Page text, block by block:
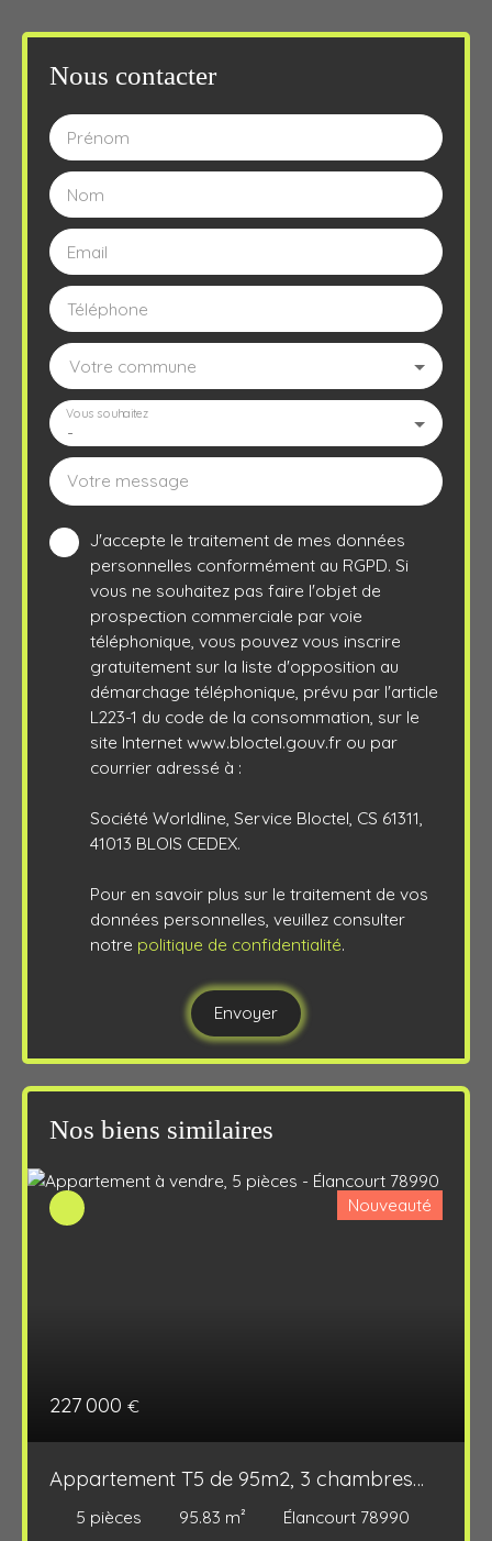
Nous contacter
Prénom
Nom
Email
Téléphone
Votre commune
-
Vous souhaitez
Votre message
J'accepte le traitement de mes données
personnelles conformément au RGPD. Si
vous ne souhaitez pas faire l'objet de
prospection commerciale par voie
téléphonique, vous pouvez vous inscrire
gratuitement sur la liste d'opposition au
démarchage téléphonique, prévu par l'article
L223-1 du code de la consommation, sur le
site Internet www.bloctel.gouv.fr ou par
courrier adressé à :
Société Worldline, Service Bloctel, CS 61311,
41013 BLOIS CEDEX.
Pour en savoir plus sur le traitement de vos
données personnelles, veuillez consulter
notre politique de confidentialité.
Envoyer
Nos biens similaires
227 000 €
Nouveauté
Appartement T5 de 95m2, 3 chambres
avec jardin et parking
5 pièces 95.83 m²
Élancourt 78990